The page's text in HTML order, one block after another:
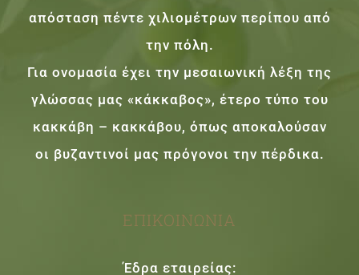
απόσταση πέντε χιλιομέτρων περίπου από
την πόλη.
Για ονομασία έχει την μεσαιωνική λέξη της
γλώσσας μας «κάκκαβος», έτερο τύπο του
κακκάβη – κακκάβου, όπως αποκαλούσαν
οι βυζαντινοί μας πρόγονοι την πέρδικα.
ΕΠΙΚΟΙΝΩΝΊΑ
Έδρα εταιρείας: